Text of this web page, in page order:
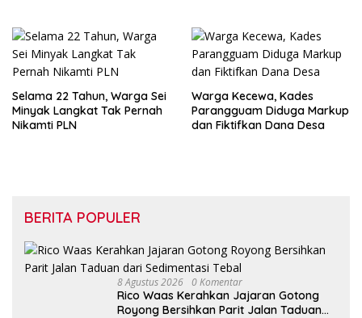
Selama 22 Tahun, Warga Sei
Minyak Langkat Tak Pernah
Nikamti PLN
Warga Kecewa, Kades
Parangguam Diduga Markup
dan Fiktifkan Dana Desa
BERITA POPULER
8 Agustus 2026 0 Komentar
Rico Waas Kerahkan Jajaran Gotong
Royong Bersihkan Parit Jalan Taduan